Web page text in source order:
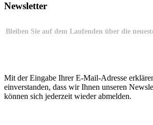
Newsletter